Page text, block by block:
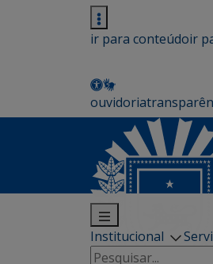
ir para conteúdoir
ouvidoria
Institucional
Pesquisar